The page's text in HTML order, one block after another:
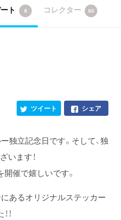
ト 8 コレクター 60
シェア
ツイート
独立記念日です。そして、独
います！
催で嬉しいです。
あるオリジナルステッカー
！